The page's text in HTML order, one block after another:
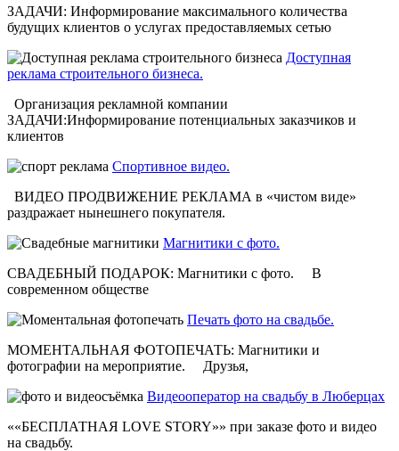
ЗАДАЧИ: Информирование максимального количества
будущих клиентов о услугах предоставляемых сетью
Доступная
реклама строительного бизнеса.
Организация рекламной компании
ЗАДАЧИ:Информирование потенциальных заказчиков и
клиентов
Спортивное видео.
ВИДЕО ПРОДВИЖЕНИЕ РЕКЛАМА в «чистом виде»
раздражает нынешнего покупателя.
Магнитики с фото.
СВАДЕБНЫЙ ПОДАРОК: Магнитики с фото. В
современном обществе
Печать фото на свадьбе.
МОМЕНТАЛЬНАЯ ФОТОПЕЧАТЬ: Магнитики и
фотографии на мероприятие. Друзья,
Видеооператор на свадьбу в Люберцах
««БЕСПЛАТНАЯ LOVE STORY»» при заказе фото и видео
на свадьбу.